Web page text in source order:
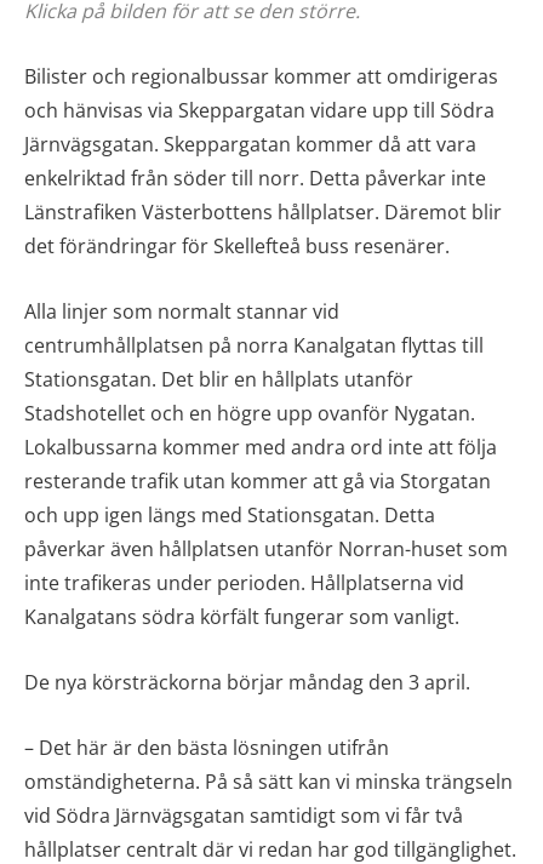
Klicka på bilden för att se den större.
Bilister och regionalbussar kommer att omdirigeras
och hänvisas via Skeppargatan vidare upp till Södra
Järnvägsgatan. Skeppargatan kommer då att vara
enkelriktad från söder till norr. Detta påverkar inte
Länstrafiken Västerbottens hållplatser. Däremot blir
det förändringar för Skellefteå buss resenärer.
Alla linjer som normalt stannar vid
centrumhållplatsen på norra Kanalgatan flyttas till
Stationsgatan. Det blir en hållplats utanför
Stadshotellet och en högre upp ovanför Nygatan.
Lokalbussarna kommer med andra ord inte att följa
resterande trafik utan kommer att gå via Storgatan
och upp igen längs med Stationsgatan. Detta
påverkar även hållplatsen utanför Norran-huset som
inte trafikeras under perioden. Hållplatserna vid
Kanalgatans södra körfält fungerar som vanligt.
De nya körsträckorna börjar måndag den 3 april.
– Det här är den bästa lösningen utifrån
omständigheterna. På så sätt kan vi minska trängseln
vid Södra Järnvägsgatan samtidigt som vi får två
hållplatser centralt där vi redan har god tillgänglighet.